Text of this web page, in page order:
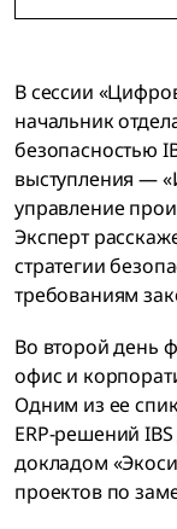
В сессии
начальник
безопасностью
выступления —
управление
Эксперт
стратегии
требованиям
Во второй день
офис и
Одним из ее
ERP-решений
докладом
проектов по